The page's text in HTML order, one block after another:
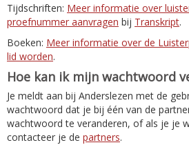
Tijdschriften: Meer informatie over
proefnummer aanvragen bij Transkript.
Boeken: Meer informatie over de
lid worden.
Hoe kan ik mijn wachtwoord
Je meldt aan bij Anderslezen met de
wachtwoord dat je bij één van de
wachtwoord te veranderen, of als je je
contacteer je de partners.